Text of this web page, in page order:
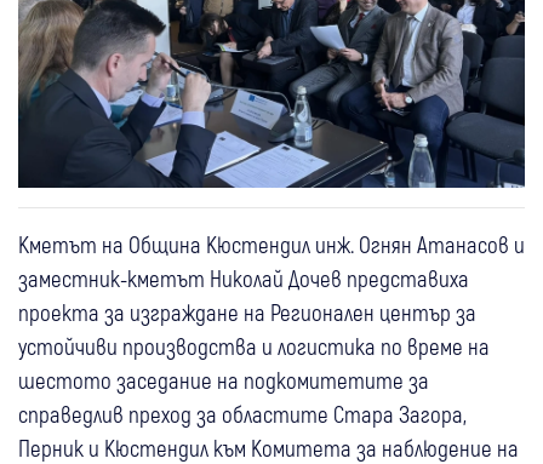
Кметът на Община Кюстендил инж. Огнян Атанасов и
заместник-кметът Николай Дочев представиха
проекта за изграждане на Регионален център за
устойчиви производства и логистика по време на
шестото заседание на подкомитетите за
справедлив преход за областите Стара Загора,
Перник и Кюстендил към Комитета за наблюдение на